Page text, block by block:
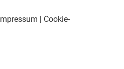
Impressum
Cookie-